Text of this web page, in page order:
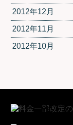
2012年12月
2012年11月
2012年10月